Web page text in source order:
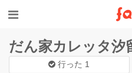
だん家カレッタ汐
行った 1